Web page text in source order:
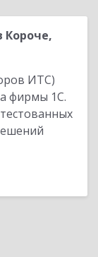
ИТС)
фирмы 1С.